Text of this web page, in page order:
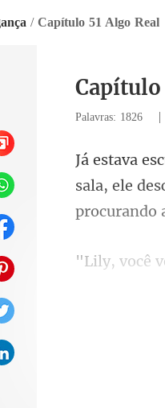
/ Capítulo 51 Algo Real
Capítulo
Palavras: 1826
sala, ele
procu